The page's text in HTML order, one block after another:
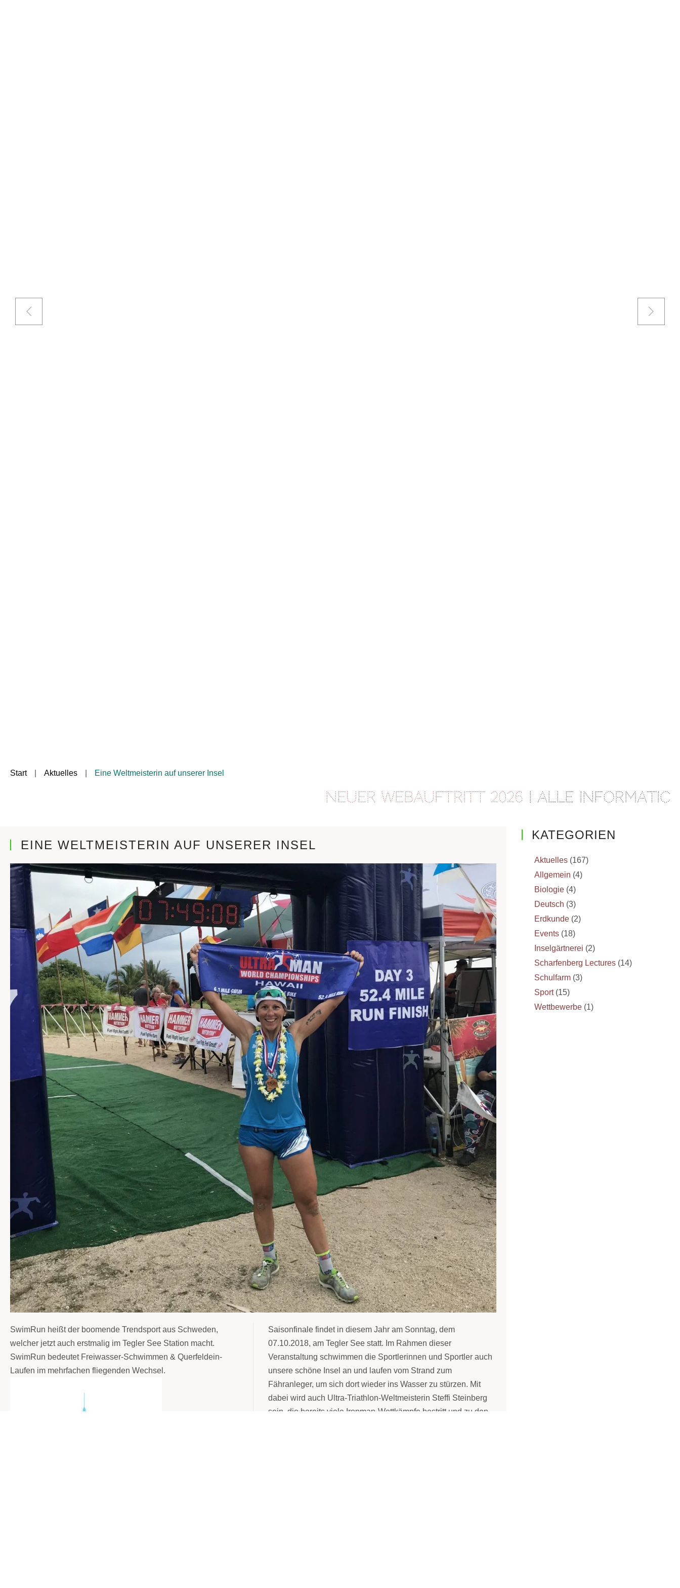
Start Aktuelles Eine Weltmeisterin auf unserer Insel
Neuer Webauftritt 2026| Alle Informationen und
EINE WELTMEISTERIN AUF UNSERER INSEL
SwimRun heißt der boomende Trendsport aus Schweden,
welcher jetzt auch erstmalig im Tegler See Station macht.
SwimRun bedeutet Freiwasser-Schwimmen & Querfeldein-
Laufen im mehrfachen fliegenden Wechsel.
Saisonfinale findet in diesem Jahr am Sonntag, dem
07.10.2018, am Tegler See statt. Im Rahmen dieser
Veranstaltung schwimmen die Sportlerinnen und Sportler auch
unsere schöne Insel an und laufen vom Strand zum
Fähranleger, um sich dort wieder ins Wasser zu stürzen. Mit
dabei wird auch Ultra-Triathlon-Weltmeisterin Steffi Steinberg
sein, die bereits viele Ironman-Wettkämpfe bestritt und zu den
KATEGORIEN
Aktuelles (167)
Allgemein (4)
Biologie (4)
Deutsch (3)
Erdkunde (2)
Events (18)
Inselgärtnerei (2)
Scharfenberg Lectures (14)
Schulfarm (3)
Sport(15)
Wettbewerbe (1)